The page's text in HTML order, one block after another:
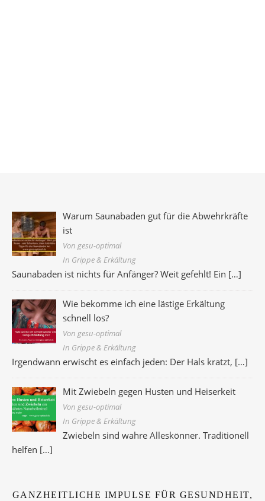
Warum Saunabaden gut für die Abwehrkräfte
ist
Von gesu-optimal
In Grippe & Erkältung
Saunabaden ist nichts für Anfänger? Weit gefehlt! Ein […]
Wie bekomme ich eine lästige Erkältung
schnell los?
Von gesu-optimal
In Grippe & Erkältung
Irgendwann erwischt es einfach jeden: Der Hals kratzt, […]
Mit Zwiebeln gegen Husten und Heiserkeit
Von gesu-optimal
In Grippe & Erkältung
Zwiebeln sind wahre Alleskönner. Traditionell
helfen […]
GANZHEITLICHE IMPULSE FÜR GESUNDHEIT,